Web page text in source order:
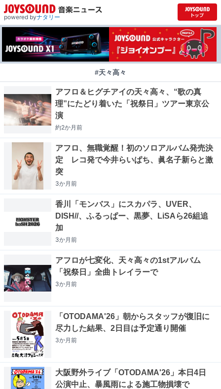
powered byナタリー
#天々高々
アフロ＆ヒグチアイの天々高々、“歌の真
理”にたどり着いた「祝祭日」ツアー東京公
演
約2か月前
アフロ、無職覚醒！初のソロアルバム発売決
定 レコ発で今井らいぱち、眞名子新らと激
突
3か月前
香川「モンバス」にスカパラ、UVER、
DISH//、ふるっぱー、黒夢、LiSAら26組追
加
3か月前
アフロが七変化、天々高々の1stアルバム
「祝祭日」全曲トレイラーで
3か月前
「OTODAMA'26」朝からスタッフが復旧に
尽力した結果、2日目は予定通り開催
3か月前
大阪野外ライブ「OTODAMA'26」本日4日
公演中止、暴風雨による施工物損壊で